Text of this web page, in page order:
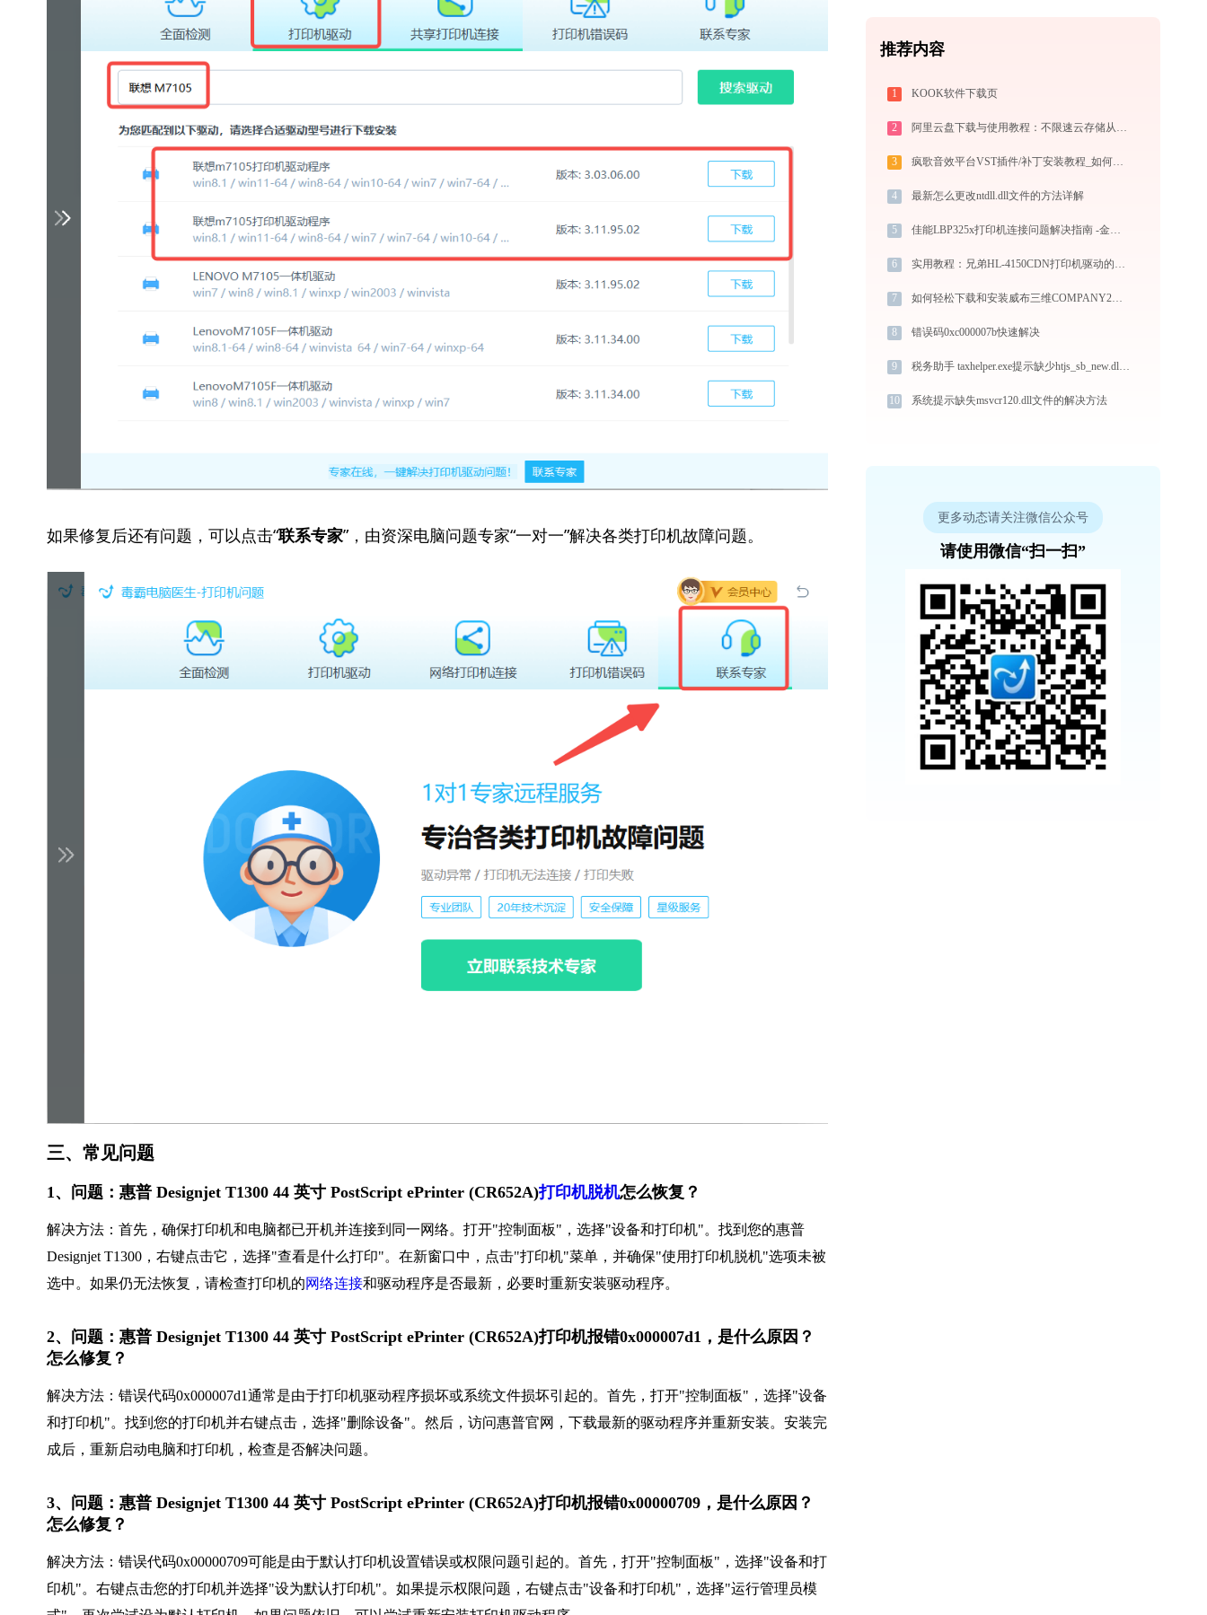
如果修复后还有问题，可以点击“联系专家”，由资深电脑问题专家“一对一”解决各类打印机故障问题。
三、常见问题
1、问题：惠普 Designjet T1300 44 英寸 PostScript ePrinter (CR652A)打印机脱机怎么恢复？
解决方法：首先，确保打印机和电脑都已开机并连接到同一网络。打开"控制面板"，选择"设备和打印机"。找到您的惠普
Designjet T1300，右键点击它，选择"查看是什么打印"。在新窗口中，点击"打印机"菜单，并确保"使用打印机脱机"选项未被
选中。如果仍无法恢复，请检查打印机的网络连接和驱动程序是否最新，必要时重新安装驱动程序。
2、问题：惠普 Designjet T1300 44 英寸 PostScript ePrinter (CR652A)打印机报错0x000007d1，是什么原因？
怎么修复？
解决方法：错误代码0x000007d1通常是由于打印机驱动程序损坏或系统文件损坏引起的。首先，打开"控制面板"，选择"设备
和打印机"。找到您的打印机并右键点击，选择"删除设备"。然后，访问惠普官网，下载最新的驱动程序并重新安装。安装完
成后，重新启动电脑和打印机，检查是否解决问题。
3、问题：惠普 Designjet T1300 44 英寸 PostScript ePrinter (CR652A)打印机报错0x00000709，是什么原因？
怎么修复？
解决方法：错误代码0x00000709可能是由于默认打印机设置错误或权限问题引起的。首先，打开"控制面板"，选择"设备和打
印机"。右键点击您的打印机并选择"设为默认打印机"。如果提示权限问题，右键点击"设备和打印机"，选择"运行管理员模
推荐内容
1 KOOK软件下载页
2 阿里云盘下载与使用教程：不限速云存储从零上手全指南
3 疯歌音效平台VST插件/补丁安装教程_如何加载插件效果包
4 最新怎么更改ntdll.dll文件的方法详解
5 佳能LBP325x打印机连接问题解决指南 -金山毒霸
6 实用教程：兄弟HL-4150CDN打印机驱动的下载与安装技巧
7 如何轻松下载和安装威布三维COMPANY2打印机驱动？跟着这篇指南走
8 错误码0xc000007b快速解决
9 税务助手 taxhelper.exe提示缺少htjs_sb_new.dll文件的解决办法
10 系统提示缺失msvcr120.dll文件的解决方法
更多动态请关注微信公众号
请使用微信“扫一扫”